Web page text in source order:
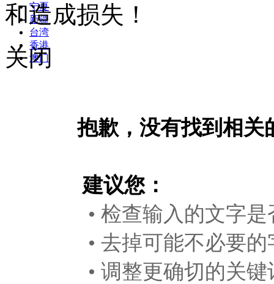
宁夏
新疆
台湾
香港
澳门
和造成损失！
关闭
抱歉，没有找到相关
建议您：
• 检查输入的文字是
• 去掉可能不必要
• 调整更确切的关